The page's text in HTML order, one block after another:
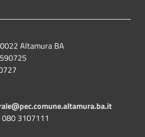
Altamura BA
080 3107111